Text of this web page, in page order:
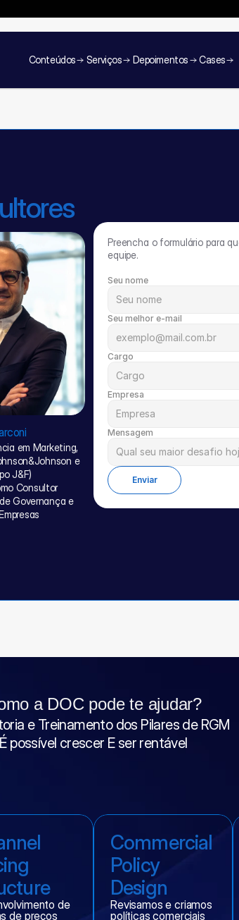
em Marketing,
e
J&F)
Consultor
Governança e
Preencha o formulário para
equipe.
Seu nome
Seu melhor e-mail
Cargo
Empresa
Mensagem
Enviar
a DOC pode te ajudar?
e Treinamento dos Pilares de RGM
É possível crescer E ser rentável
de
de preços
Policy
Design
Revisamos e criamos
políticas comerciais
Conteúdos Serviços Depoimentos Cases